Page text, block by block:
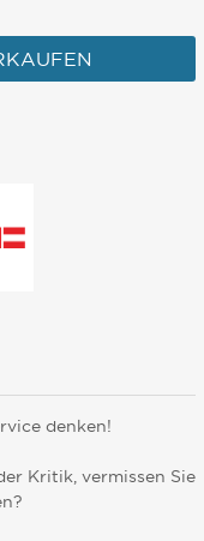
denken!
Kritik, vermissen Sie